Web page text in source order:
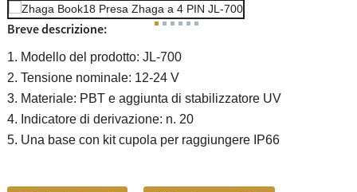
Breve descrizione:
1. Modello del prodotto: JL-700
2. Tensione nominale: 12-24 V
3. Materiale: PBT e aggiunta di stabilizzatore UV
4. Indicatore di derivazione: n. 20
5. Una base con kit cupola per raggiungere IP66